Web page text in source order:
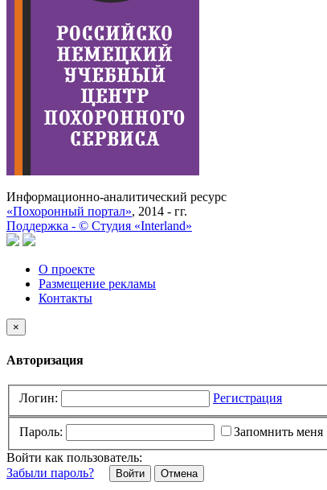
Информационно-аналитический ресурс
«Похоронный портал», 2014 - гг.
Поддержка - © Cтудия «Interland»
О проекте
Размещение рекламы
Контакты
×
Авторизация
Логин: Регистрация
Пароль:
Запомнить меня
Войти как пользователь:
Забыли пароль?
Отмена